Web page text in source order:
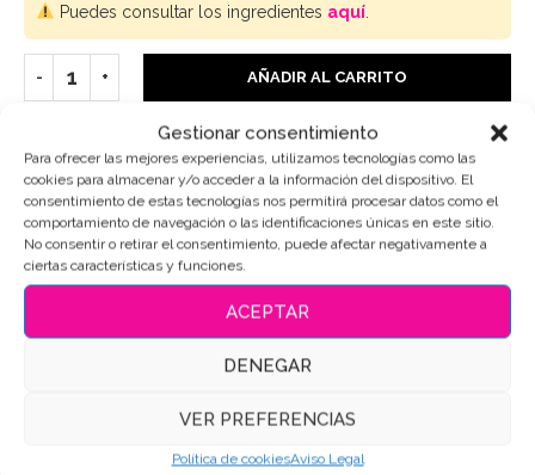
Gestionar consentimiento
Para ofrecer las mejores experiencias, utilizamos tecnologías como las
cookies para almacenar y/o acceder a la información del dispositivo. El
consentimiento de estas tecnologías nos permitirá procesar datos como el
comportamiento de navegación o las identificaciones únicas en este sitio.
No consentir o retirar el consentimiento, puede afectar negativamente a
ciertas características y funciones.
ACEPTAR
DENEGAR
VER PREFERENCIAS
Política de cookiesAviso Legal
Puedes consultar los ingredientes aquí.
AÑADIR AL CARRITO
SKU: 15015
Categorías:Colegio-Profes,Sets de galletas
Etiquetas:Galletas de mantequilla
Galletas decoradas colegio,Galletas decoradas para
Galletas personalizadas